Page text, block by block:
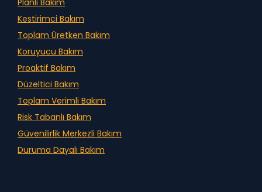
Planlı Bakım
Kestirimci Bakım
Toplam Üretken Bakım
Koruyucu Bakım
Proaktif Bakım
Düzeltici Bakım
Toplam Verimli Bakım
Risk Tabanlı Bakım
Güvenilirlik Merkezli Bakım
Duruma Dayalı Bakım